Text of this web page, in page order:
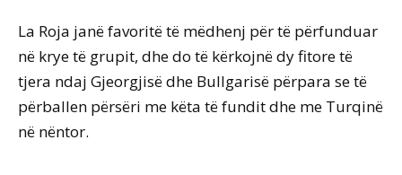
La Roja janë favoritë të mëdhenj për të përfunduar
në krye të grupit, dhe do të kërkojnë dy fitore të
tjera ndaj Gjeorgjisë dhe Bullgarisë përpara se të
përballen përsëri me këta të fundit dhe me Turqinë
në nëntor.